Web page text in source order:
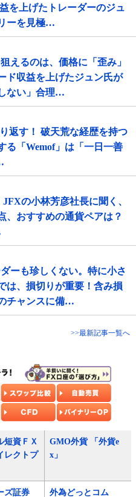
を上げたトレーダーのジュ
ーを見極…
えるのは、価格に「歪み」
ド収益を上げたジュン氏が
ない」合理…
返す！ 破天荒な経歴を持つ
る「Wemof」は「一日一善
の小林芳彦社長に聞く、
、おすすめの通貨ペアは？
ーも珍しくない。特に小さ
は、損切りが重要！含み損
チャンスに備…
>>最新記事一覧へ
短資ＦＸ
レクトプ
GMO外貨 「外貨e
x」
ズ証券
外為どっとコム